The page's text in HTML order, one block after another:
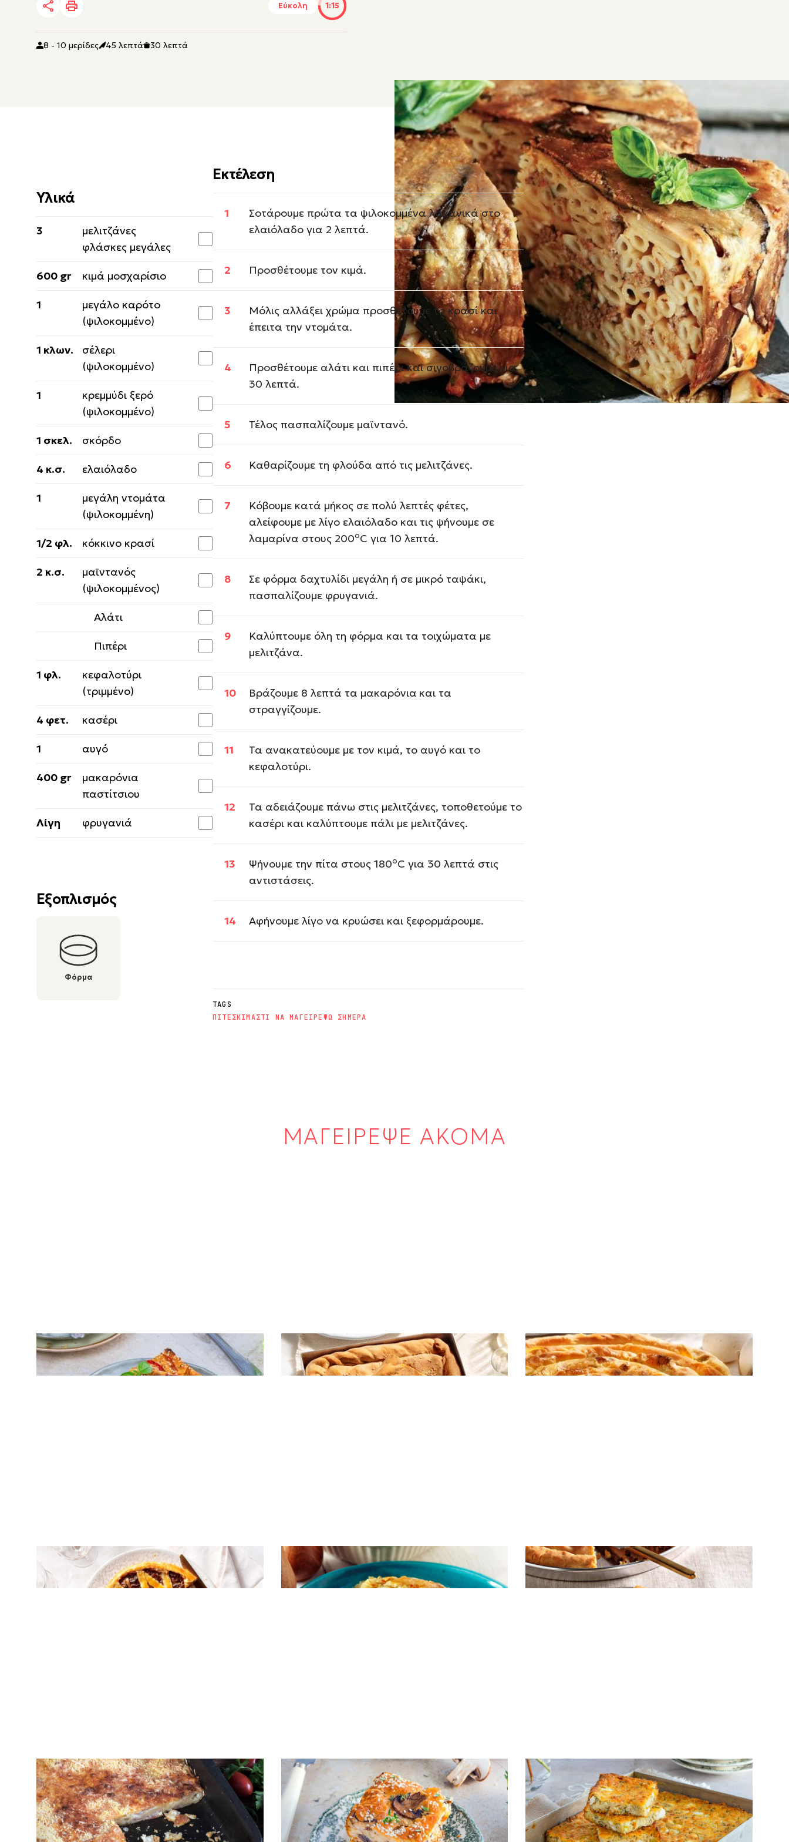
Εύκολη 1:15
8 - 10 μερίδες 45 λεπτά 30 λεπτά
Υλικά
3
μελιτζάνες
φλάσκες μεγάλες
600 gr κιμά μοσχαρίσιο
1
μεγάλο καρότο
(ψιλοκομμένο)
1 κλων.
σέλερι
(ψιλοκομμένο)
1
κρεμμύδι ξερό
(ψιλοκομμένο)
1 σκελ. σκόρδο
4 κ.σ. ελαιόλαδο
1
μεγάλη ντομάτα
(ψιλοκομμένη)
1/2 φλ. κόκκινο κρασί
2 κ.σ.
μαϊντανός
(ψιλοκομμένος)
Αλάτι
Πιπέρι
1 φλ.
κεφαλοτύρι
(τριμμένο)
4 φετ. κασέρι
1 αυγό
400 gr
μακαρόνια
παστίτσιου
Λίγη φρυγανιά
Εξοπλισμός
Φόρμα
Εκτέλεση
Σοτάρουμε πρώτα τα ψιλοκομμένα λαχανικά στο
ελαιόλαδο για 2 λεπτά.
Προσθέτουμε τον κιμά.
Μόλις αλλάξει χρώμα προσθέτουμε το κρασί και
έπειτα την ντομάτα.
Προσθέτουμε αλάτι και πιπέρι και σιγοβράζουμε για
30 λεπτά.
Τέλος πασπαλίζουμε μαϊντανό.
Καθαρίζουμε τη φλούδα από τις μελιτζάνες.
Κόβουμε κατά μήκος σε πολύ λεπτές φέτες,
αλείφουμε με λίγο ελαιόλαδο και τις ψήνουμε σε
λαμαρίνα στους 200οC για 10 λεπτά.
Σε φόρμα δαχτυλίδι μεγάλη ή σε μικρό ταψάκι,
πασπαλίζουμε φρυγανιά.
Καλύπτουμε όλη τη φόρμα και τα τοιχώματα με
μελιτζάνα.
Βράζουμε 8 λεπτά τα μακαρόνια και τα
στραγγίζουμε.
Τα ανακατεύουμε με τον κιμά, το αυγό και το
κεφαλοτύρι.
Τα αδειάζουμε πάνω στις μελιτζάνες, τοποθετούμε το
κασέρι και καλύπτουμε πάλι με μελιτζάνες.
Ψήνουμε την πίτα στους 180οC για 30 λεπτά στις
αντιστάσεις.
Αφήνουμε λίγο να κρυώσει και ξεφορμάρουμε.
TAGS
ΠΙΤΕΣΚΙΜΑΣΤΙ ΝΑ ΜΑΓΕΙΡΕΨΩ ΣΗΜΕΡΑ
ΜΑΓΕΙΡΕΨΕ ΑΚΟΜΑ
Πιπερόπιτα χωρίς φύλλο με βρώμη &
φέτα
ΠΙΤΕΣ
Ανοιξιάτικη πίτα με λαχανικά και φέτα
ΠΙΤΕΣ
Στριφτή πρασοτυρόπιτα
ΠΙΤΕΣ
Μανιταρόπιτα με ζύμη κουρού και άγρια
μανιτάρια
ΠΙΤΕΣ
Ζουμερή κοτόπιτα
ΠΙΤΕΣ
Πρασόπιτα με κιμά και ξηρούς καρπούς
σε σπιτικό φύλλο
ΠΙΤΕΣ
Kασερόπιτα σουφλέ
ΠΙΤΕΣ
Μανιταρόπιτα χωρίς φύλλο
ΠΙΤΕΣ
Εύκολη κρεμμυδόπιτα με ανάμεικτα
τυριά
ΠΙΤΕΣ